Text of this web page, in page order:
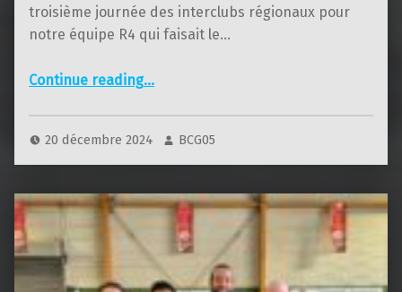
troisième journée des interclubs régionaux pour
notre équipe R4 qui faisait le…
Continue reading“Interclubs – R4 – 3ème journée”
…
20 décembre 2024 BCG05